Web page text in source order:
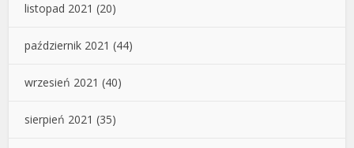
listopad 2021 (20)
październik 2021 (44)
wrzesień 2021 (40)
sierpień 2021 (35)